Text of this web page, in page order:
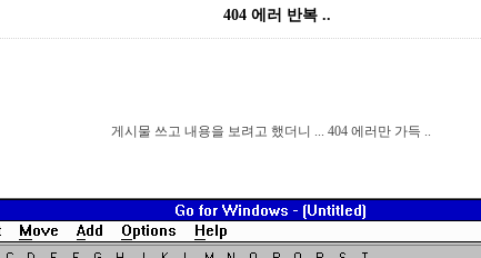
404 에러 반복 ..
게시물 쓰고 내용을 보려고 했더니 ... 404 에러만 가득 ..